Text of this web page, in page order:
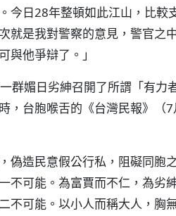
今日28年整頓如此江山，比較
就是我對警察的意見，警官之
與他爭辯了。」
群媚日劣紳召開了所謂「有力
，台胞喉舌的《台灣民報》（
偽造民意假公行私，阻礙同胞
不可能。為富賈而不仁，為劣
不可能。以小人而稱大人，胸